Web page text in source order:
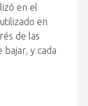
en el
en
de las
bajar, y cada